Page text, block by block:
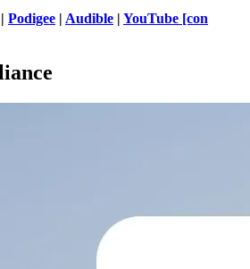
| Podigee | Audible | YouTube [con